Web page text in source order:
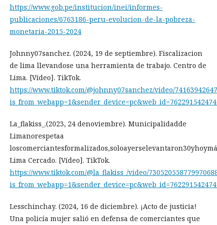
https://www.gob.pe/institucion/inei/informes-
publicaciones/6763186-peru-evolucion-de-la-pobreza-
monetaria-2015-2024
Johnny07sanchez. (2024, 19 de septiembre). Fiscalizacion
de lima llevandose una herramienta de trabajo. Centro de
Lima. [Vídeo]. TikTok.
https://www.tiktok.com/@johnny07sanchez/video/
La_flakiss_.(2023, 24 denoviembre). Municipalidadde
Limanorespetaa
Lima Cercado. [Vídeo]. TikTok.
https://www.tiktok.com/@la_flakiss_/video/
Lesschinchay. (2024, 16 de diciembre). ¡Acto de justicia!
Una policía mujer salió en defensa de comerciantes que